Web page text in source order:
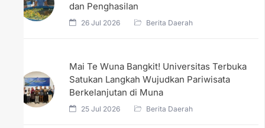
dan Penghasilan
26 Jul 2026 Berita Daerah
Mai Te Wuna Bangkit! Universitas Terbuka
Satukan Langkah Wujudkan Pariwisata
Berkelanjutan di Muna
25 Jul 2026 Berita Daerah